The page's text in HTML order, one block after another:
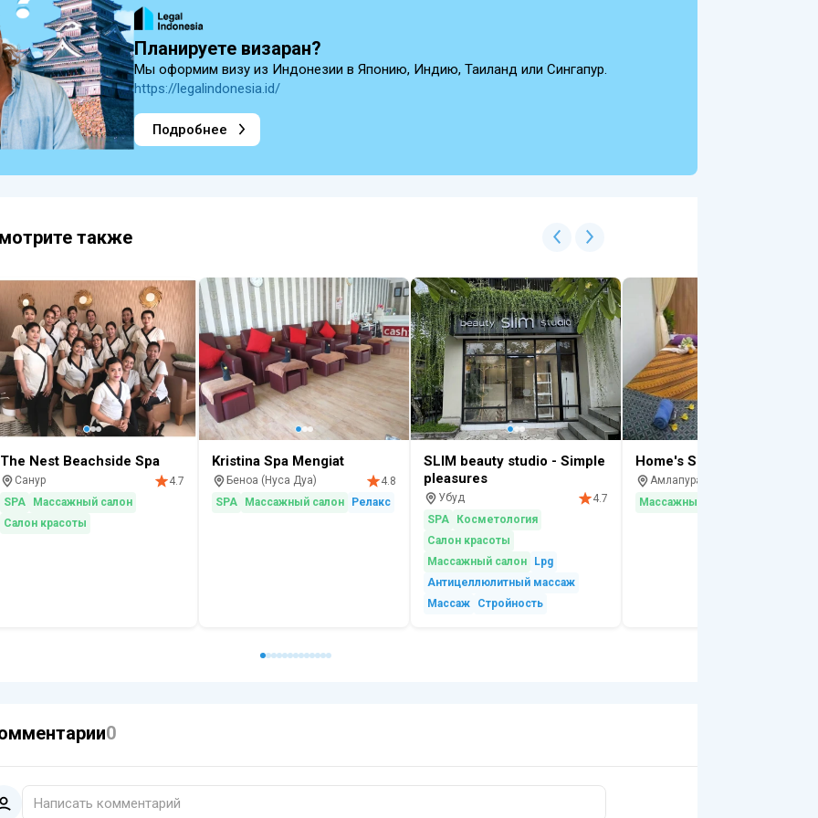
Планируете визаран?
Мы оформим визу из Индонезии в Японию, Индию, Таиланд или Сингапур.
https://legalindonesia.id/
Подробнее
также
The Nest Beachside Spa
Санур
4.7
SPA
Массажный салон
Салон красоты
Kristina Spa Mengiat
Беноа (Нуса Дуа)
4.8
SPA
Массажный салон Релакс
SLIM beauty studio - Simple
pleasures
Убуд
4.7
SPA
Косметология
Салон красоты
Массажный салон
Lpg
Антицеллюлитный массаж
Массаж
Стройность
Home's Spa
Амлапура
Массажный салон
0
Написать комментарий